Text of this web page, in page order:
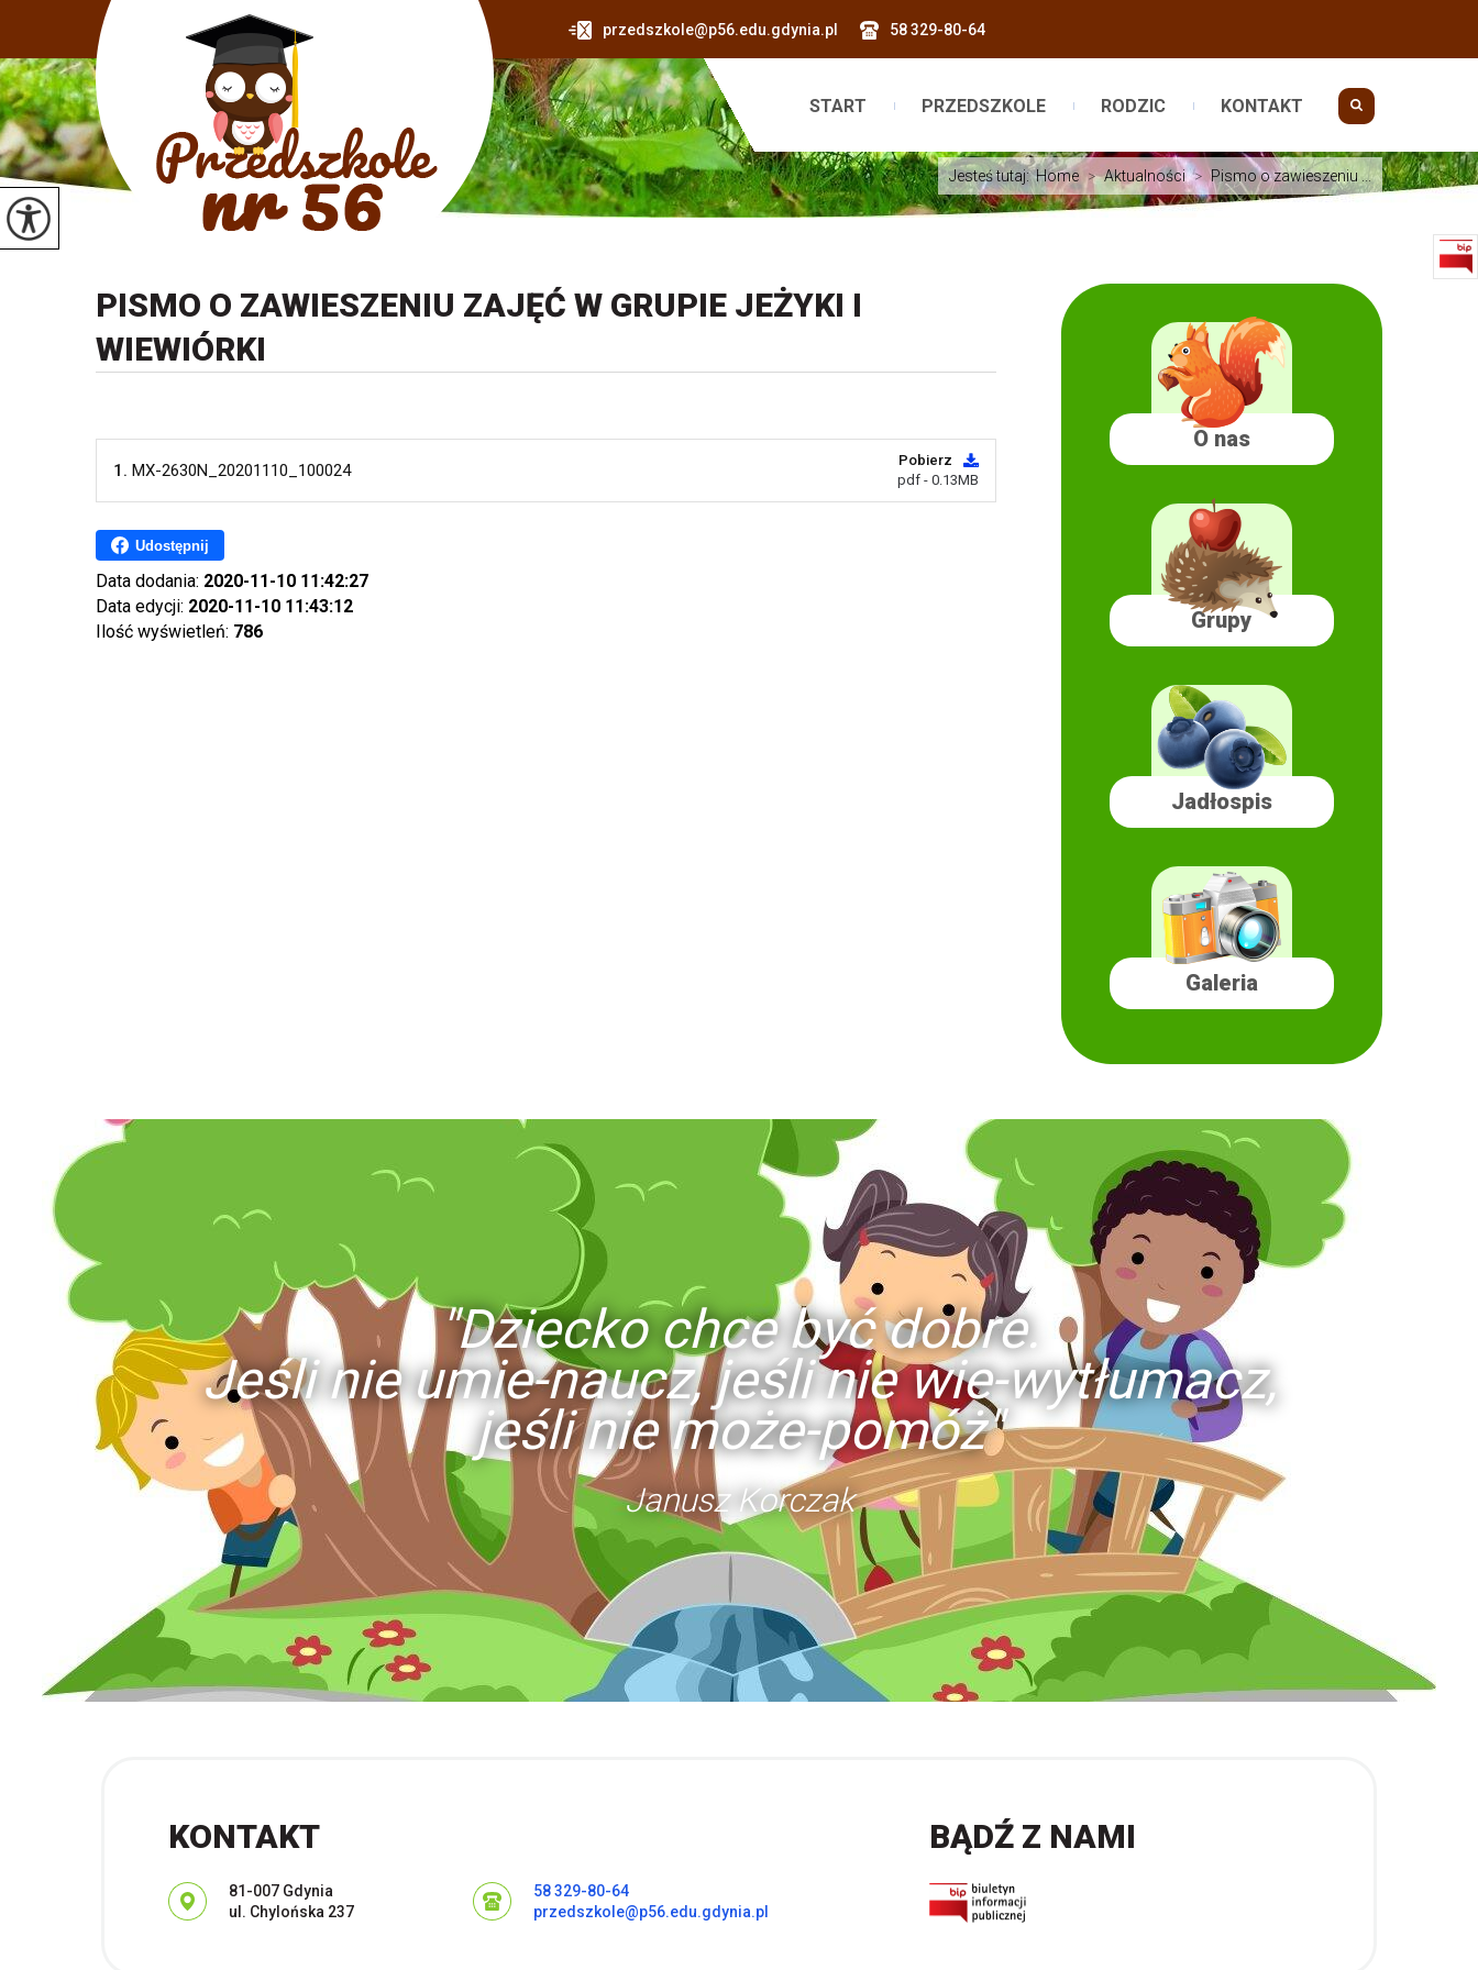
przedszkole@p56.edu.gdynia.pl 58 329-80-64
START PRZEDSZKOLE RODZIC KONTAKT
Jesteś tutaj:Home > Aktualności > Pismo o zawieszeniu ...
PISMO O ZAWIESZENIU ZAJĘĆ W GRUPIE JEŻYKI I
WIEWIÓRKI
1. MX-2630N_20201110_100024
Pobierz
pdf - 0.13MB
Udostępnij
Data dodania: 2020-11-10 11:42:27
Data edycji: 2020-11-10 11:43:12
Ilość wyświetleń: 786
O nas
Grupy
Jadłospis
Galeria
"Dziecko chce być dobre.
Jeśli nie umie-naucz, jeśli nie wie-wytłumacz,
jeśli nie może-pomóż"
Janusz Korczak
KONTAKT
Adres pocztowy:
81-007 Gdynia
ul. Chylońska 237
58 329-80-64
przedszkole@p56.edu.gdynia.pl
BĄDŹ Z NAMI